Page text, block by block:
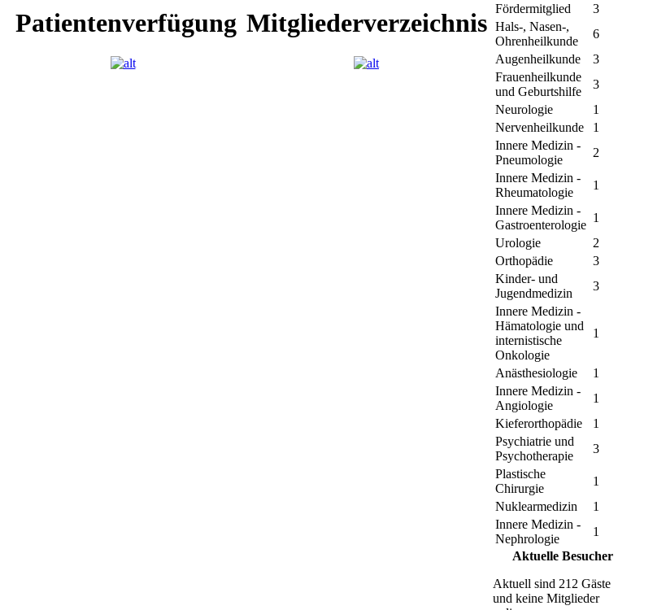
Patientenverfügung Mitgliederverzeichnis
Fördermitglied
3
Hals-, Nasen-,
Ohrenheilkunde
6
Augenheilkunde
3
Frauenheilkunde
und Geburtshilfe
3
Neurologie
1
Nervenheilkunde
1
Innere Medizin -
Pneumologie
2
Innere Medizin -
Rheumatologie
1
Innere Medizin -
Gastroenterologie
1
Urologie
2
Orthopädie
3
Kinder- und
Jugendmedizin
3
Innere Medizin -
Hämatologie und
internistische
Onkologie
1
Anästhesiologie
1
Innere Medizin -
Angiologie
1
Kieferorthopädie
1
Psychiatrie und
Psychotherapie
3
Plastische
Chirurgie
1
Nuklearmedizin
1
Innere Medizin -
Nephrologie
1
Aktuelle Besucher
Aktuell sind 212 Gäste
und keine Mitglieder